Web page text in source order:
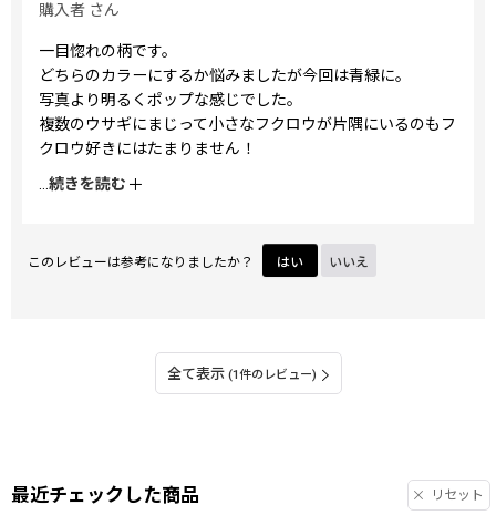
購入者 さん
一目惚れの柄です。
どちらのカラーにするか悩みましたが今回は青緑に。
写真より明るくポップな感じでした。
複数のウサギにまじって小さなフクロウが片隅にいるのもフ
クロウ好きにはたまりません！
これは、色違いでいろいろなアイテムを集めてしまいそうな
予感…
続きを読む
このレビューは参考になりましたか？ はい いいえ
全て表示 (1件のレビュー)
最近チェックした商品 リセット